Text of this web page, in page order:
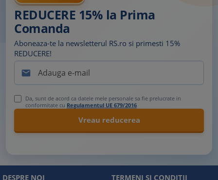
REDUCERE 15% la Prima
Comanda
Aboneaza-te la newsletterul RS.ro si primesti 15%
REDUCERE!

Da, sunt de acord ca datele mele personale sa fie prelucrate in
conformitate cu Regulamentul UE 679/2016
DESPRE NOI
TERMENI SI CONDITII